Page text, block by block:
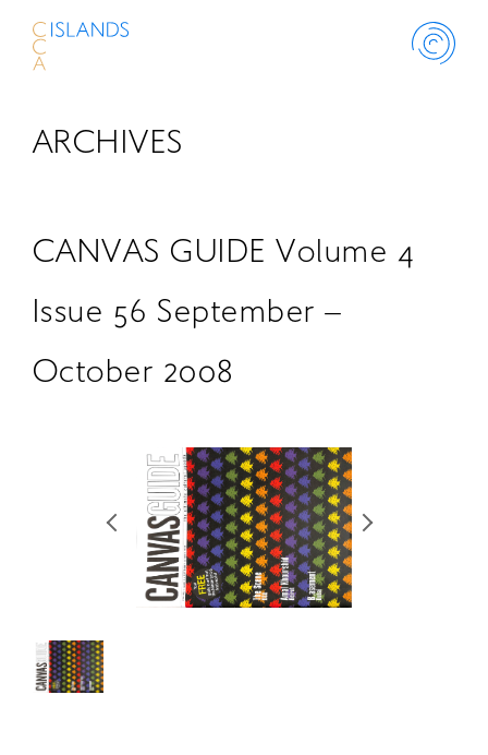
ABOUT
LIBRARY
SCHOLARSHIP
RETRACE
コンサート
動画
ARCHIVES
CANVAS GUIDE Volume 4
Issue 56 September –
October 2008